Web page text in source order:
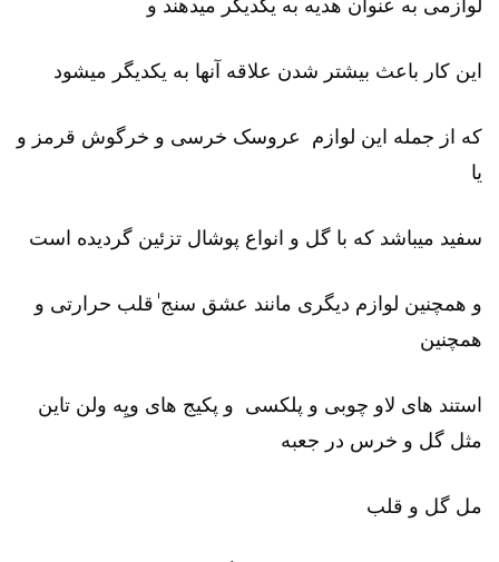
این کار باعث بیشتر شدن علاقه آنها به یکدیگر میشود
که از جمله این لوازم عروسک خرسی و خرگوش قرمز و
یا
سفید میباشد که با گل و انواع پوشال تزئین گردیده است
و همچنین لوازم دیگری مانند عشق سنج ٰقلب حرارتی و
همچنین
استند های لاو چوبی و پلکسی و پکیج های ویِه ولن تاین
مثل گل و خرس در جعبه
مل گل و قلب